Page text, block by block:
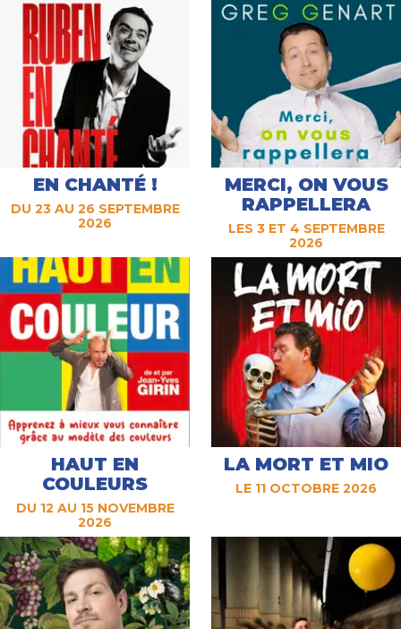
EN CHANTÉ !
DU 23 AU 26 SEPTEMBRE
2026
MERCI, ON VOUS
RAPPELLERA
LES 3 ET 4 SEPTEMBRE
2026
HAUT EN
COULEURS
DU 12 AU 15 NOVEMBRE
2026
LA MORT ET MIO
LE 11 OCTOBRE 2026